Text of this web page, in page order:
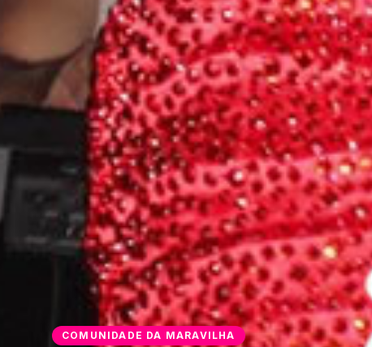
COMUNIDADE DA MARAVILHA